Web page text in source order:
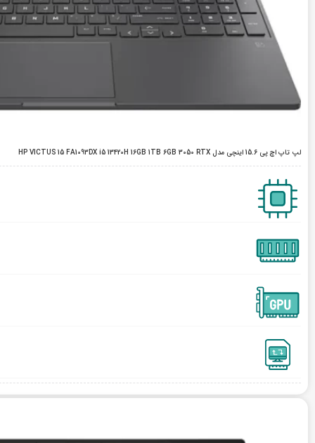
لپ تاپ اچ پی 15.6 اینچی مدل HP VICTUS 15 FA1093DX i5 13420H 16GB 1TB 6GB 3050 RTX